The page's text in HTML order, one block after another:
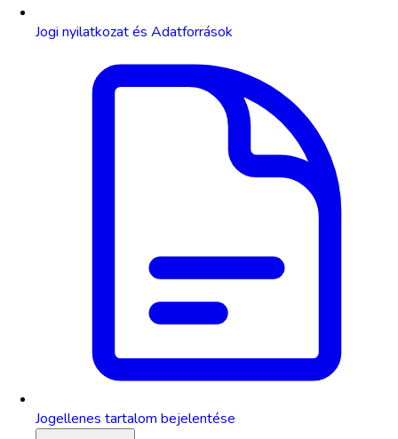
Jogi nyilatkozat és Adatforrások
Jogellenes tartalom bejelentése